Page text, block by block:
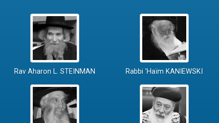
Rav Aharon L. STEINMAN Rabbi 'Haïm KANIEWSKI